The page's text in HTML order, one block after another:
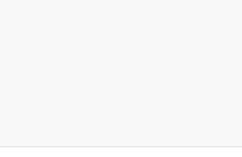
de
publicado en el BOE del